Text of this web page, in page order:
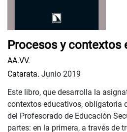
Procesos y contextos
AA.VV.
Catarata. Junio 2019
Este libro, que desarrolla la
contextos educativos, obligatoria
del Profesorado de Educación
partes: en la primera, a través de